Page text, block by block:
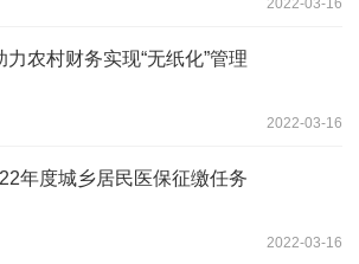
力农村财务实现“无纸化”管理
2022-03-16
年度城乡居民医保征缴任务
2022-03-16